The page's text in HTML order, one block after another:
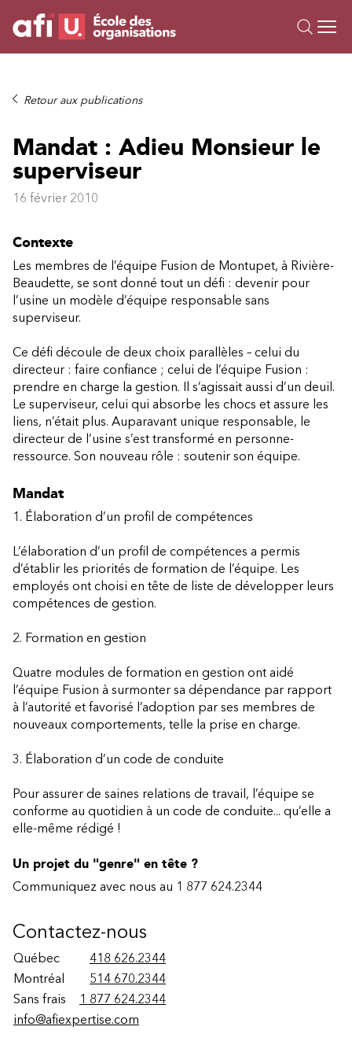
Formations
Sur mesure
À propos
Ressources
Retour aux publications
Mandat : Adieu Monsieur le
superviseur
16 février 2010
Contexte
Les membres de l’équipe Fusion de Montupet, à Rivière-
Beaudette, se sont donné tout un défi : devenir pour
l’usine un modèle d’équipe responsable sans
superviseur.
Ce défi découle de deux choix parallèles – celui du
directeur : faire confiance ; celui de l’équipe Fusion :
prendre en charge la gestion. Il s’agissait aussi d’un deuil.
Le superviseur, celui qui absorbe les chocs et assure les
liens, n’était plus. Auparavant unique responsable, le
directeur de l’usine s’est transformé en personne-
ressource. Son nouveau rôle : soutenir son équipe.
Mandat
1. Élaboration d’un profil de compétences
L’élaboration d’un profil de compétences a permis
d’établir les priorités de formation de l’équipe. Les
employés ont choisi en tête de liste de développer leurs
compétences de gestion.
2. Formation en gestion
Quatre modules de formation en gestion ont aidé
l’équipe Fusion à surmonter sa dépendance par rapport
à l’autorité et favorisé l’adoption par ses membres de
nouveaux comportements, telle la prise en charge.
3. Élaboration d’un code de conduite
Pour assurer de saines relations de travail, l’équipe se
conforme au quotidien à un code de conduite... qu’elle a
elle-même rédigé !
Un projet du "genre" en tête ?
Communiquez avec nous au 1 877 624.2344
Contactez-nous
Québec
418 626.2344
Montréal
514 670.2344
Sans frais
1 877 624.2344
info@afiexpertise.com